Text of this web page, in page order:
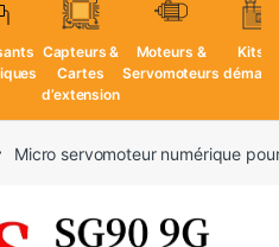
Capteurs &
Cartes
d’extension
Moteurs &
Servomoteurs
Kits
Micro servomoteur numérique